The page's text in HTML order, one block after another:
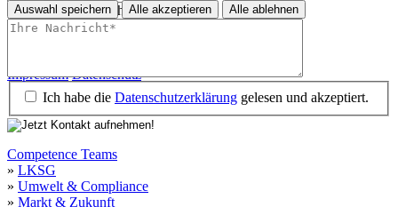
PflichtfeldIhre Nachricht *
Ich habe die Datenschutzerklärung gelesen und akzeptiert.
Competence Teams
» LKSG
» Umwelt & Compliance
» Markt & Zukunft
Auswahl speichern Alle akzeptieren Alle ablehnen
Impressum Datenschutz